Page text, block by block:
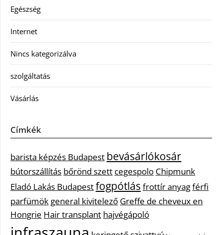
Egészség
Internet
Nincs kategorizálva
szolgáltatás
Vásárlás
Címkék
barista képzés Budapest bevásárlókosár
bútorszállítás bőrönd szett cegespolo Chipmunk
Eladó Lakás Budapestfogpótlás frottír anyagférfi
parfümök general kivitelező Greffe de cheveux en
Hongrie Hair transplant hajvégápoló